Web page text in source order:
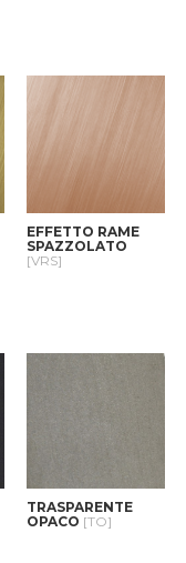
EFFETTO RAME
SPAZZOLATO
[VRS]
TRASPARENTE
OPACO [TO]